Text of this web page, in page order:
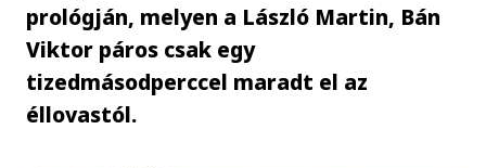
prológján, melyen a László Martin, Bán
Viktor páros csak egy
tizedmásodperccel maradt el az
éllovastól.